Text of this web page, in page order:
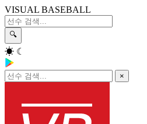
VISUAL BASEBALL
🔍
☀ ☾
×